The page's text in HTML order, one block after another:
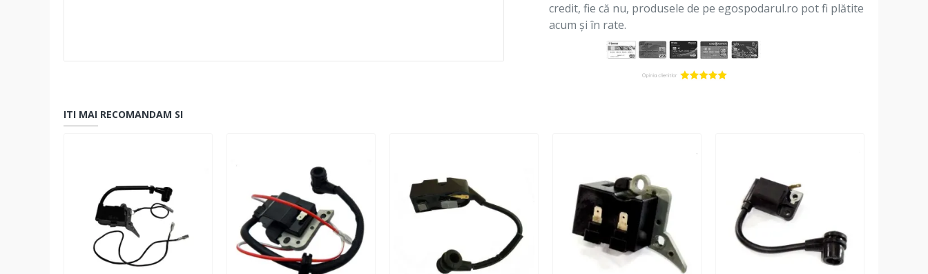
credit, fie că nu, produsele de pe egospodarul.ro pot fi plătite
acum și în rate.
ITI MAI RECOMANDAM SI